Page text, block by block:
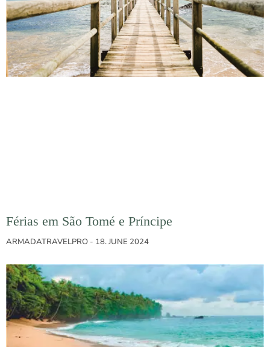
Férias em São Tomé e Príncipe
ARMADATRAVELPRO 18. JUNE 2024